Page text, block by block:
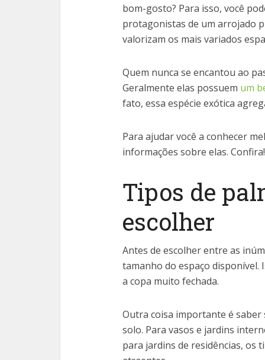
bom-gosto? Para isso, você
protagonistas de um arrojado
valorizam os mais variados
Quem nunca se encantou ao
Geralmente elas possuem um
fato, essa espécie exótica
Para ajudar você a conhecer
informações sobre elas. Confira!
Tipos de
escolher
Antes de escolher entre as
tamanho do espaço disponível.
a copa muito fechada.
Outra coisa importante é saber
solo. Para vasos e jardins
para jardins de residências, os